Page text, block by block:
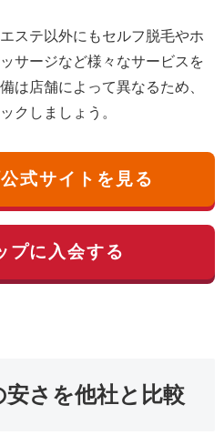
ステ以外にもセルフ脱毛やホ
サージなど様々なサービスを
は店舗によって異なるため、
クしましょう。
式サイトを見る
プに入会する
さを他社と比較